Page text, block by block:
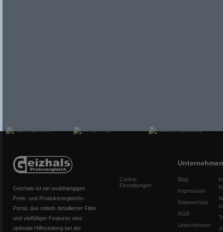
Geizhals ist ein unabhängiges
Preis- und Produktvergleichs-
Portal, das mittels detaillierter Filter
und vielfältiger Features eine
optimale Hilfestellung bei der
Cookie-
Einstellungen
Unternehmen
Blog
Impressum
Datenschutz
AGB
Unternehmen